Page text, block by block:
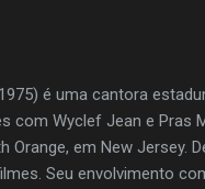
é uma cantora
com Wyclef Jean e Pras
em New Jersey.
Seu envolvimento